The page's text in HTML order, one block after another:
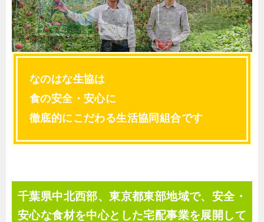
なのはな生協は
食の安全・安心に
徹底的にこだわる生活協同組合です
千葉県中北西部、東京都東部地域で、安全・
安心な食材を中心とした宅配事業を展開して